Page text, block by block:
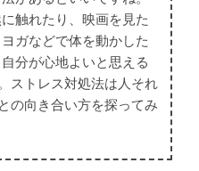
触れたり、映画を見た
ヨガなどで体を動かした
自分が心地よいと思える
ストレス対処法は人それ
の向き合い方を探ってみ